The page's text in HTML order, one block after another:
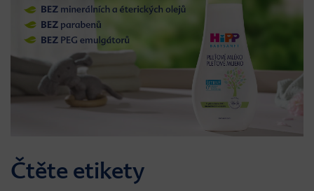
Čtěte etikety